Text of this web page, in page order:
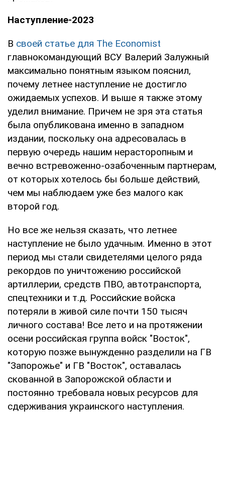
Наступление-2023
В своей статье для The Economist
главнокомандующий ВСУ Валерий Залужный
максимально понятным языком пояснил,
почему летнее наступление не достигло
ожидаемых успехов. И выше я также этому
уделил внимание. Причем не зря эта статья
была опубликована именно в западном
издании, поскольку она адресовалась в
первую очередь нашим нерасторопным и
вечно встревоженно-озабоченным партнерам,
от которых хотелось бы больше действий,
чем мы наблюдаем уже без малого как
второй год.
Но все же нельзя сказать, что летнее
наступление не было удачным. Именно в этот
период мы стали свидетелями целого ряда
рекордов по уничтожению российской
артиллерии, средств ПВО, автотранспорта,
спецтехники и т.д. Российские войска
потеряли в живой силе почти 150 тысяч
личного состава! Все лето и на протяжении
осени российская группа войск "Восток",
которую позже вынужденно разделили на ГВ
"Запорожье" и ГВ "Восток", оставалась
скованной в Запорожской области и
постоянно требовала новых ресурсов для
сдерживания украинского наступления.